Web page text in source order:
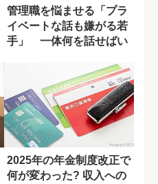
管理職を悩ませる「プラ
イベートな話も嫌がる若
手」 一体何を話せばい
2025年の年金制度改正で
何が変わった? 収入への